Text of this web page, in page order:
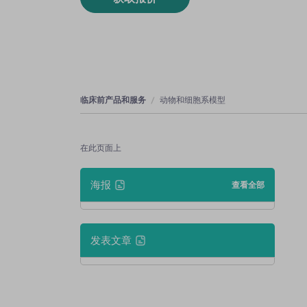
临床前产品和服务 动物和细胞系模型
在此页面上
海报 查看全部
发表文章